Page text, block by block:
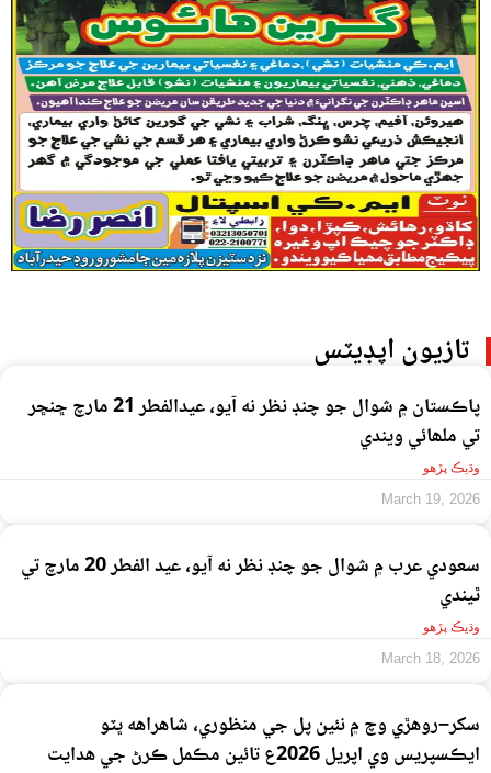
تازيون اپڊيٽس
پاڪستان ۾ شوال جو چنڊ نظر نه آيو، عيدالفطر 21 مارچ ڇنڇر
تي ملھائي ويندي
وڌيڪ پڙهو
March 19, 2026
سعودي عرب ۾ شوال جو چنڊ نظر نه آيو، عيد الفطر 20 مارچ تي
ٿيندي
وڌيڪ پڙهو
March 18, 2026
سکر–روهڙي وچ ۾ نئين پل جي منظوري، شاهراهه ڀٽو
ايڪسپريس وي اپريل 2026ع تائين مڪمل ڪرڻ جي هدايت